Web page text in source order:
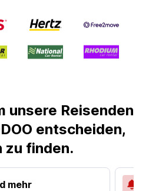
unsere Reisenden
entscheiden,
zu finden.
mehr